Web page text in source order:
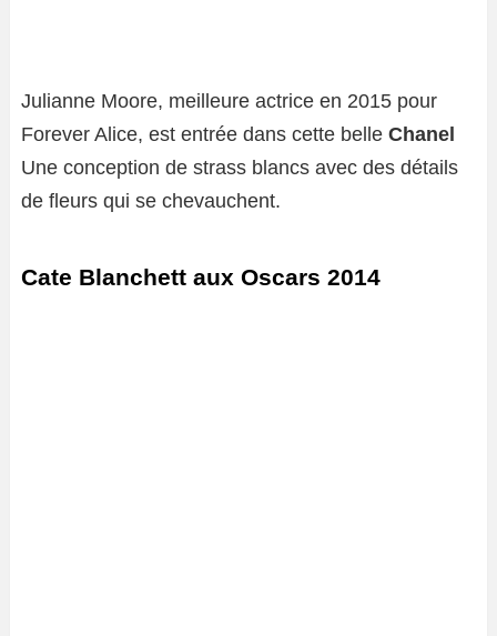
Julianne Moore, meilleure actrice en 2015 pour
Forever Alice, est entrée dans cette belle Chanel
Une conception de strass blancs avec des détails
de fleurs qui se chevauchent.
Cate Blanchett aux Oscars 2014